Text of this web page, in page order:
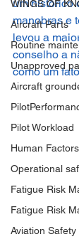
WINGS OF
Aircraft Parts
Routine
Unapproved
Aircraft
Pilot Workload
Human Factors
Operational
Fatigue Risk
Fatigue Risk
Aviation Safety
um histórico
manobras e
levou a
conselho a
como um